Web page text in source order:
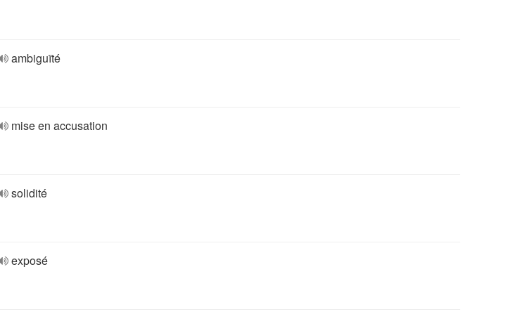
ambiguïté
mise en accusation
solidité
exposé